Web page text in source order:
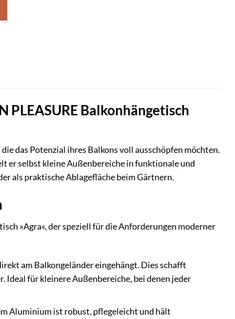
PLEASURE Balkonhängetisch
das Potenzial ihres Balkons voll ausschöpfen möchten.
selbst kleine Außenbereiche in funktionale und
als praktische Ablagefläche beim Gärtnern.
»Agra«, der speziell für die Anforderungen moderner
am Balkongeländer eingehängt. Dies schafft
für kleinere Außenbereiche, bei denen jeder
Aluminium ist robust, pflegeleicht und hält